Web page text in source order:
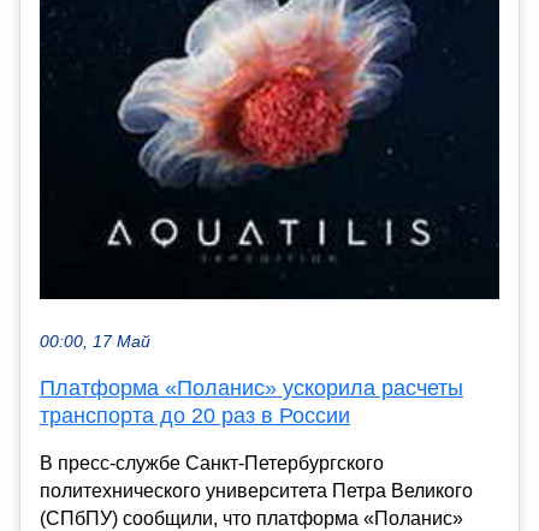
00:00, 17 Май
Платформа «Поланис» ускорила расчеты
транспорта до 20 раз в России
В пресс-службе Санкт-Петербургского
политехнического университета Петра Великого
(СПбПУ) сообщили, что платформа «Поланис»